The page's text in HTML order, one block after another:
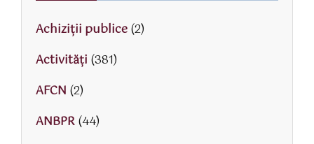
Achiziții publice(2)
Activităţi (381)
AFCN (2)
ANBPR(44)